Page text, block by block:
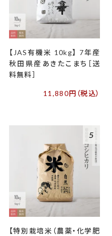
【JAS有機米 10kg】 7年産
秋田県産あきたこまち［送
料無料］
11,880円（税込）
5
【特別栽培米（農薬・化学肥